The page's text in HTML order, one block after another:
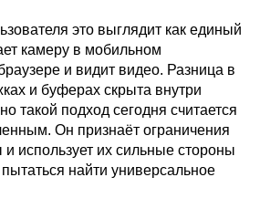
это выглядит как единый
камеру в мобильном
и видит видео. Разница в
и буферах скрыта внутри
такой подход сегодня считается
Он признаёт ограничения
использует их сильные стороны
найти универсальное